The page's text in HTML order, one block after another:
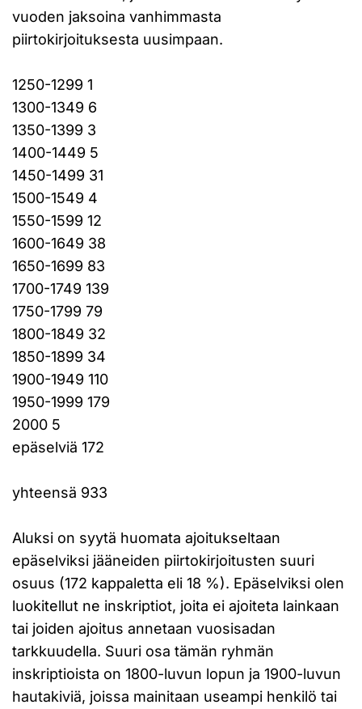
vuoden jaksoina vanhimmasta
piirtokirjoituksesta uusimpaan.
1250-1299 1
1300-1349 6
1350-1399 3
1400-1449 5
1450-1499 31
1500-1549 4
1550-1599 12
1600-1649 38
1650-1699 83
1700-1749 139
1750-1799 79
1800-1849 32
1850-1899 34
1900-1949 110
1950-1999 179
2000 5
epäselviä 172
yhteensä 933
Aluksi on syytä huomata ajoitukseltaan
epäselviksi jääneiden piirtokirjoitusten suuri
osuus (172 kappaletta eli 18 %). Epäselviksi olen
luokitellut ne inskriptiot, joita ei ajoiteta lainkaan
tai joiden ajoitus annetaan vuosisadan
tarkkuudella. Suuri osa tämän ryhmän
inskriptioista on 1800-luvun lopun ja 1900-luvun
hautakiviä, joissa mainitaan useampi henkilö tai